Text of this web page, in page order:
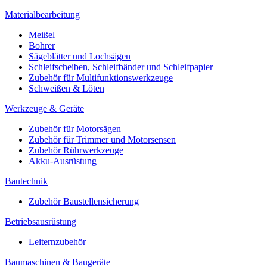
Materialbearbeitung
Meißel
Bohrer
Sägeblätter und Lochsägen
Schleifscheiben, Schleifbänder und Schleifpapier
Zubehör für Multifunktionswerkzeuge
Schweißen & Löten
Werkzeuge & Geräte
Zubehör für Motorsägen
Zubehör für Trimmer und Motorsensen
Zubehör Rührwerkzeuge
Akku-Ausrüstung
Bautechnik
Zubehör Baustellensicherung
Betriebsausrüstung
Leiternzubehör
Baumaschinen & Baugeräte